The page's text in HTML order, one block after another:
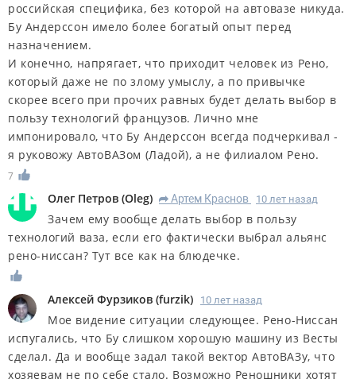
российская специфика, без которой на автовазе никуда.
Бу Андерссон имело более богатый опыт перед
назначением.
И конечно, напрягает, что приходит человек из Рено,
который даже не по злому умыслу, а по привычке
скорее всего при прочих равных будет делать выбор в
пользу технологий французов. Лично мне
импонировало, что Бу Андерссон всегда подчеркивал -
я руковожу АвтоВАЗом (Ладой), а не филиалом Рено.
7
Олег Петров (Oleg) R Артем Краснов 10 лет назад
Зачем ему вообще делать выбор в пользу
технологий ваза, если его фактически выбрал альянс
рено-ниссан? Тут все как на блюдечке.
Алексей Фурзиков (furzik) 10 лет назад
Мое видение ситуации следующее. Рено-Ниссан
испугались, что Бу слишком хорошую машину из Весты
сделал. Да и вообще задал такой вектор АвтоВАЗу, что
хозяевам не по себе стало. Возможно Реношники хотят